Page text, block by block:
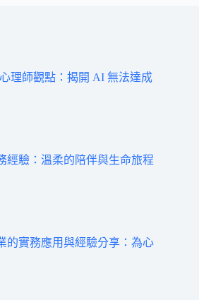
理師觀點：揭開 AI 無法達成
經驗：溫柔的陪伴與生命旅程
的實務應用與經驗分享：為心